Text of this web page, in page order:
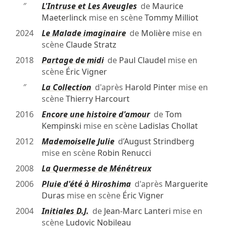
″
L'Intruse et Les Aveugles de Maurice
Maeterlinck mise en scèneTommy Milliot
2024
Le Malade imaginairede Molièremise en
scène Claude Stratz
2018
Partage de midide Paul Claudel mise en
scène Éric Vigner
″
La Collection d'après Harold Pintermise en
scèneThierry Harcourt
2016
Encore une histoire d'amourdeTom
Kempinski mise en scène Ladislas Chollat
2012
Mademoiselle Julied’August Strindberg
mise en scène Robin Renucci
2008
La Quermesse de Ménétreux
2006
Pluie d'été à Hiroshimad'après Marguerite
Duras mise en scène Éric Vigner
2004
Initiales D.J. de Jean-Marc Lanteri mise en
scène Ludovic Nobileau